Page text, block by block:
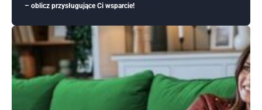
– oblicz przysługujące Ci wsparcie!